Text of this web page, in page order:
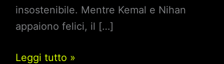
insostenibile. Mentre Kemal e Nihan
appaiono felici, il […]
Endless
Leggi tutto »